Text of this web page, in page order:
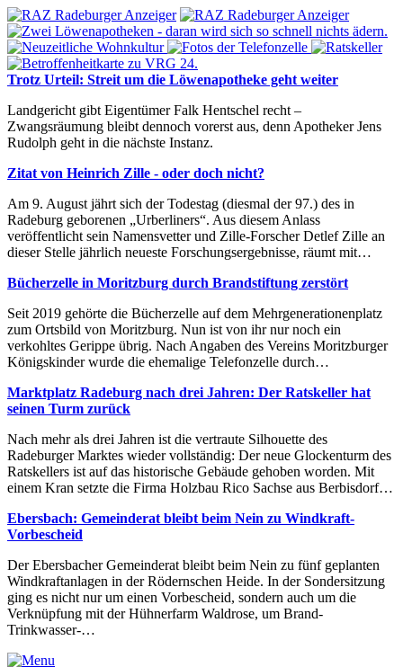
Trotz Urteil: Streit um die Löwenapotheke geht weiter
Landgericht gibt Eigentümer Falk Hentschel recht –
Zwangsräumung bleibt dennoch vorerst aus, denn Apotheker Jens
Rudolph geht in die nächste Instanz.
Zitat von Heinrich Zille - oder doch nicht?
Am 9. August jährt sich der Todestag (diesmal der 97.) des in
Radeburg geborenen „Urberliners“. Aus diesem Anlass
veröffentlicht sein Namensvetter und Zille-Forscher Detlef Zille an
dieser Stelle jährlich neueste Forschungsergebnisse, räumt mit…
Bücherzelle in Moritzburg durch Brandstiftung zerstört
Seit 2019 gehörte die Bücherzelle auf dem Mehrgenerationenplatz
zum Ortsbild von Moritzburg. Nun ist von ihr nur noch ein
verkohltes Gerippe übrig. Nach Angaben des Vereins Moritzburger
Königskinder wurde die ehemalige Telefonzelle durch…
Marktplatz Radeburg nach drei Jahren: Der Ratskeller hat
seinen Turm zurück
Nach mehr als drei Jahren ist die vertraute Silhouette des
Radeburger Marktes wieder vollständig: Der neue Glockenturm des
Ratskellers ist auf das historische Gebäude gehoben worden. Mit
einem Kran setzte die Firma Holzbau Rico Sachse aus Berbisdorf…
Ebersbach: Gemeinderat bleibt beim Nein zu Windkraft-
Vorbescheid
Der Ebersbacher Gemeinderat bleibt beim Nein zu fünf geplanten
Windkraftanlagen in der Rödernschen Heide. In der Sondersitzung
ging es nicht nur um einen Vorbescheid, sondern auch um die
Verknüpfung mit der Hühnerfarm Waldrose, um Brand-
Trinkwasser-…